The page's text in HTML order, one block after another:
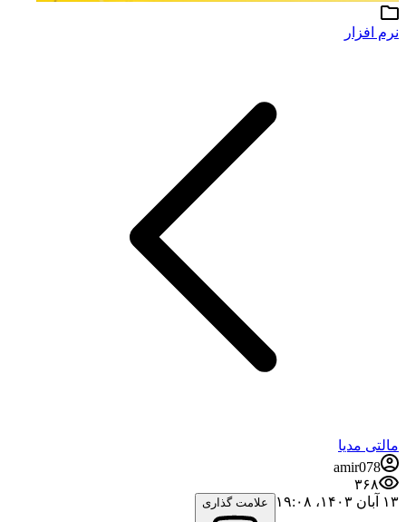
نرم افزار
مالتی مدیا
amir078
۳۶۸
۱۳ آبان ۱۴۰۳،‏ ۱۹:۰۸
علامت گذاری